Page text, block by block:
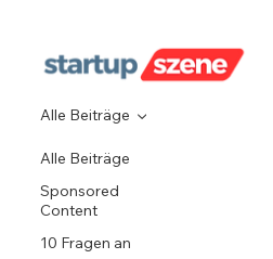
Alle Beiträge
Sponsored
Content
10 Fragen an
Alle Beiträge